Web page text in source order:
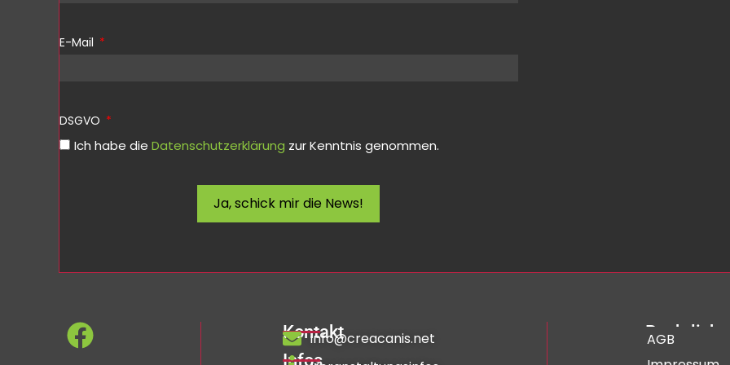
E-Mail
DSGVO
Ich habe die Datenschutzerklärung zur Kenntnis genommen.
Ja, schick mir die News!
Kontakt
info@creacanis.net
Infos
AGB